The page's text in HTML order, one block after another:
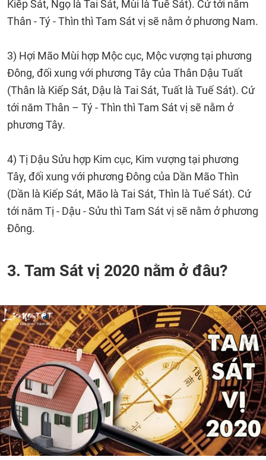
Kiếp Sát, Ngọ là Tai Sát, Mùi là Tuế Sát). Cứ tới năm
Thân - Tý - Thìn thì Tam Sát vị sẽ nằm ở phương Nam.
3) Hợi Mão Mùi hợp Mộc cục, Mộc vượng tại phương
Đông, đối xung với phương Tây của Thân Dậu Tuất
(Thân là Kiếp Sát, Dậu là Tai Sát, Tuất là Tuế Sát). Cứ
tới năm Thân – Tý - Thìn thì Tam Sát vị sẽ nằm ở
phương Tây.
4) Tị Dậu Sửu hợp Kim cục, Kim vượng tại phương
Tây, đối xung với phương Đông của Dần Mão Thìn
(Dần là Kiếp Sát, Mão là Tai Sát, Thìn là Tuế Sát). Cứ
tới năm Tị - Dậu - Sửu thì Tam Sát vị sẽ nằm ở phương
Đông.
3. Tam Sát vị 2020 nằm ở đâu?